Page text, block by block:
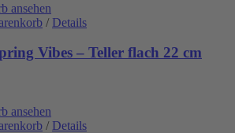
ansehen
/ Details
Vibes – Teller flach 22 cm
ansehen
/ Details